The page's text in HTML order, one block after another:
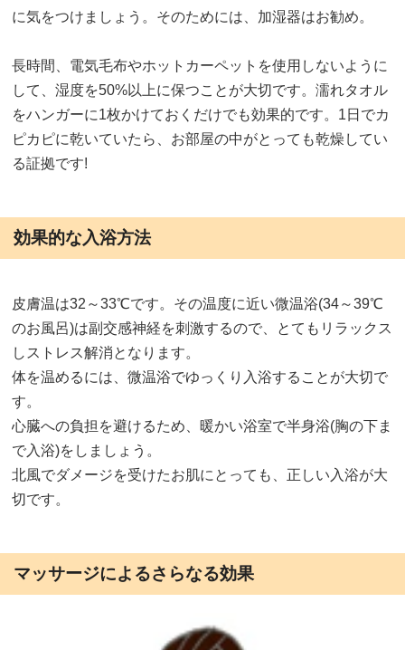
に気をつけましょう。そのためには、加湿器はお勧め。
長時間、電気毛布やホットカーペットを使用しないように
して、湿度を50%以上に保つことが大切です。濡れタオル
をハンガーに1枚かけておくだけでも効果的です。1日でカ
ピカピに乾いていたら、お部屋の中がとっても乾燥してい
る証拠です!
効果的な入浴方法
皮膚温は32～33℃です。その温度に近い微温浴(34～39℃
のお風呂)は副交感神経を刺激するので、とてもリラックス
しストレス解消となります。
体を温めるには、微温浴でゆっくり入浴することが大切で
す。
心臓への負担を避けるため、暖かい浴室で半身浴(胸の下ま
で入浴)をしましょう。
北風でダメージを受けたお肌にとっても、正しい入浴が大
切です。
マッサージによるさらなる効果